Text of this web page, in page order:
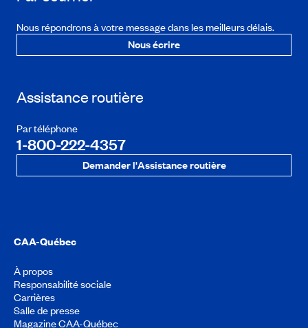
Nous répondrons à votre message dans les meilleurs délais.
Nous écrire
Assistance routière
Par téléphone
1-800-222-4357
Demander l'Assistance routière
CAA-Québec
À propos
Responsabilité sociale
Carrières
Salle de presse
Magazine CAA-Québec